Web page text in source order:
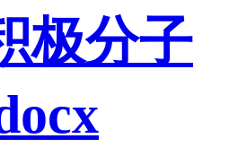
极分子